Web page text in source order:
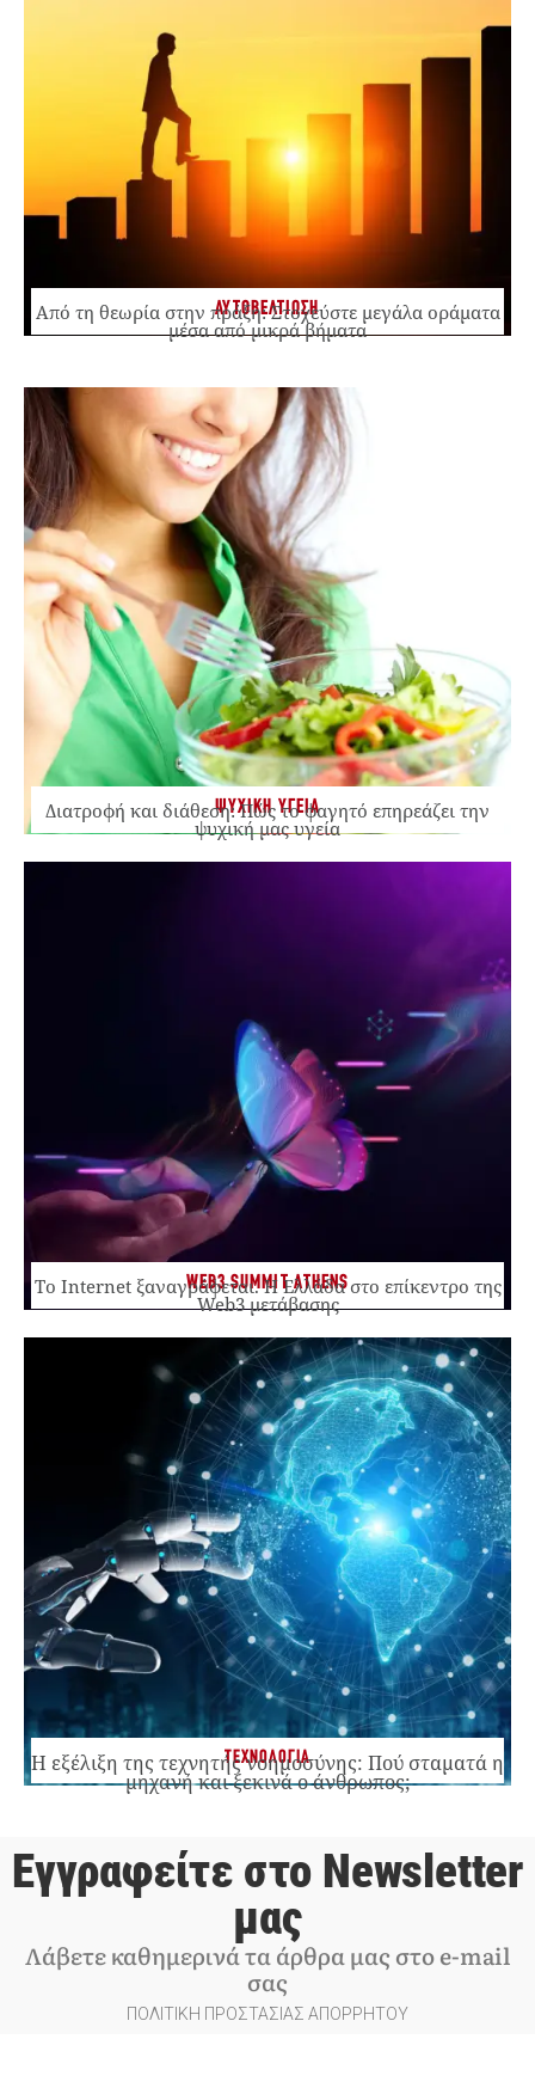
ΑΥΤΟΒΕΛΤΙΩΣΗ
Από τη θεωρία στην πράξη: Στοχεύστε μεγάλα οράματα
μέσα από μικρά βήματα
ΨΥΧΙΚΗ ΥΓΕΙΑ
Διατροφή και διάθεση: Πώς το φαγητό επηρεάζει την
ψυχική μας υγεία
WEB3 SUMMIT ATHENS
Το Internet ξαναγράφεται. Η Ελλάδα στο επίκεντρο της
Web3 μετάβασης
ΤΕΧΝΟΛΟΓΙΑ
Η εξέλιξη της τεχνητής νοημοσύνης: Πού σταματά η
μηχανή και ξεκινά ο άνθρωπος;
Εγγραφείτε στο Newsletter
μας
Λάβετε καθημερινά τα άρθρα μας στο e-mail
σας
ΠΟΛΙΤΙΚΗ ΠΡΟΣΤΑΣΙΑΣ ΑΠΟΡΡΗΤΟΥ